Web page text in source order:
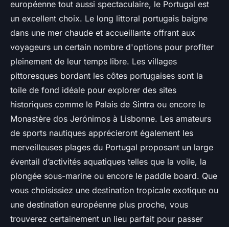
européenne tout aussi spectaculaire, le Portugal est
un excellent choix. Le long littoral portugais baigne
dans une mer chaude et accueillante offrant aux
voyageurs un certain nombre d'options pour profiter
pleinement de leur temps libre. Les villages
pittoresques bordant les côtes portugaises sont la
toile de fond idéale pour explorer des sites
historiques comme le Palais de Sintra ou encore le
Monastère dos Jerónimos à Lisbonne. Les amateurs
de sports nautiques apprécieront également les
merveilleuses plages du Portugal proposant un large
éventail d’activités aquatiques telles que la voile, la
plongée sous-marine ou encore le paddle board. Que
vous choisissiez une destination tropicale exotique ou
une destination européenne plus proche, vous
trouverez certainement un lieu parfait pour passer